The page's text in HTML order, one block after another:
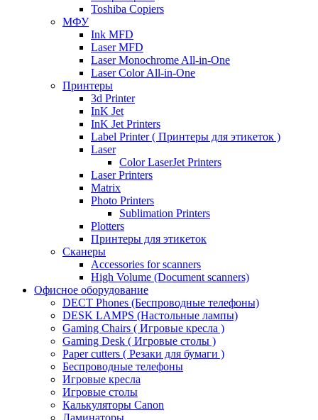
Toshiba Copiers
МФУ
Ink MFD
Laser MFD
Laser Monochrome All-in-One
Laser Color All-in-One
Принтеры
3d Printer
InK Jet
InK Jet Printers
Label Printer ( Принтеры для этикеток )
Laser
Color LaserJet Printers
Laser Printers
Matrix
Photo Printers
Sublimation Printers
Plotters
Принтеры для этикеток
Сканеры
Accessories for scanners
High Volume (Document scanners)
Офисное оборудование
DECT Phones (Беспроводные телефоны)
DESK LAMPS (Настольные лампы)
Gaming Chairs ( Игровые кресла )
Gaming Desk ( Игровые столы )
Paper cutters ( Резаки для бумаги )
Беспроводные телефоны
Игровые кресла
Игровые столы
Калькуляторы Canon
Ламинаторы